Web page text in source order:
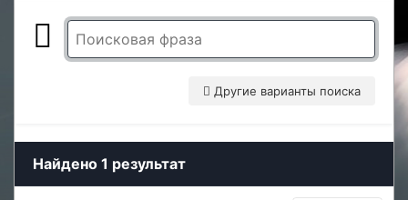
Другие варианты поиска
Найдено 1 результат